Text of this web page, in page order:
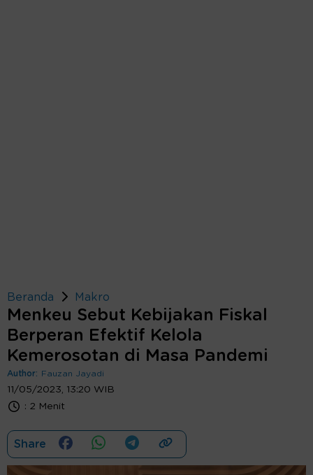
Beranda Makro
Menkeu Sebut Kebijakan Fiskal
Berperan Efektif Kelola
Kemerosotan di Masa Pandemi
Author: Fauzan Jayadi
11/05/2023, 13:20 WIB
: 2 Menit
Share